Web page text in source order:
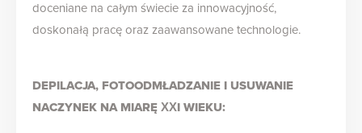
doceniane na całym świecie za innowacyjność,
doskonałą pracę oraz zaawansowane technologie.
DEPILACJA, FOTOODMŁADZANIE I USUWANIE
NACZYNEK NA MIARĘ XXI WIEKU: